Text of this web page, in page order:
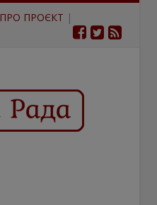
ПРО ПРОЄКТ |